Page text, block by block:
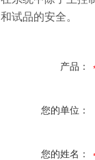
和试品的安全。
产品：
您的单位：
您的姓名：